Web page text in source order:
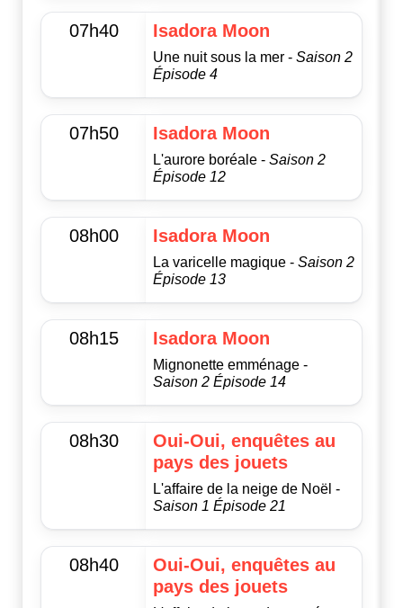
07h40 Isadora Moon
Une nuit sous la mer - Saison 2
Épisode 4
07h50 Isadora Moon
L'aurore boréale - Saison 2
Épisode 12
08h00 Isadora Moon
La varicelle magique - Saison 2
Épisode 13
08h15 Isadora Moon
Mignonette emménage -
Saison 2 Épisode 14
08h30
Oui-Oui, enquêtes au
pays des jouets
L'affaire de la neige de Noël -
Saison 1 Épisode 21
08h40
Oui-Oui, enquêtes au
pays des jouets